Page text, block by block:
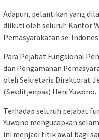
Adapun, pelantikan yang
diikuti oleh seluruh Kantor
Pemasyarakatan se-
Para Pejabat Fungsional
dan Pengamanan
oleh Sekretaris Direktorat
(Sesditjenpas) Heni Yuwono.
Terhadap seluruh pejabat
Yuwono mengucapkan
ini menjadi titik awal bagi